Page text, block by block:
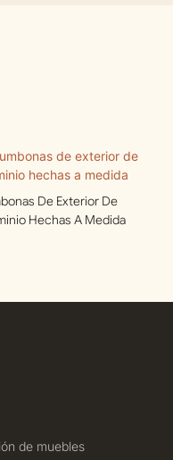
De Exterior De
Hechas A Medida
de muebles